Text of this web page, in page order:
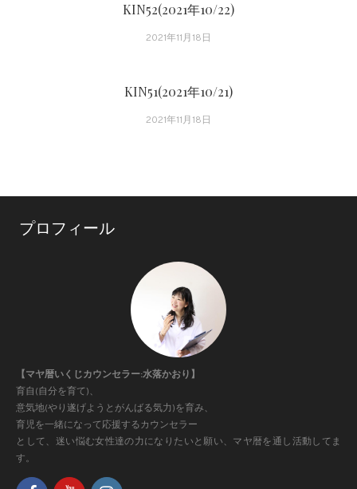
KIN52(2021年10/22)
2021年11月18日
KIN51(2021年10/21)
2021年11月18日
プロフィール
【マヤ暦いくじカウンセラー:水落かおり】
育自(自分を育て)、
意気地(やり遂げようとがんばる気力)を育み、
育児を一緒になって応援するカウンセラー
として、迷い悩む女性達の力になりたいと願い、マヤ暦を通し活動してま
す。